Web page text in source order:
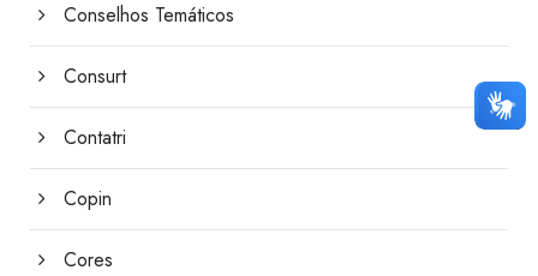
Conselhos Temáticos
Consurt
Contatri
Copin
Cores